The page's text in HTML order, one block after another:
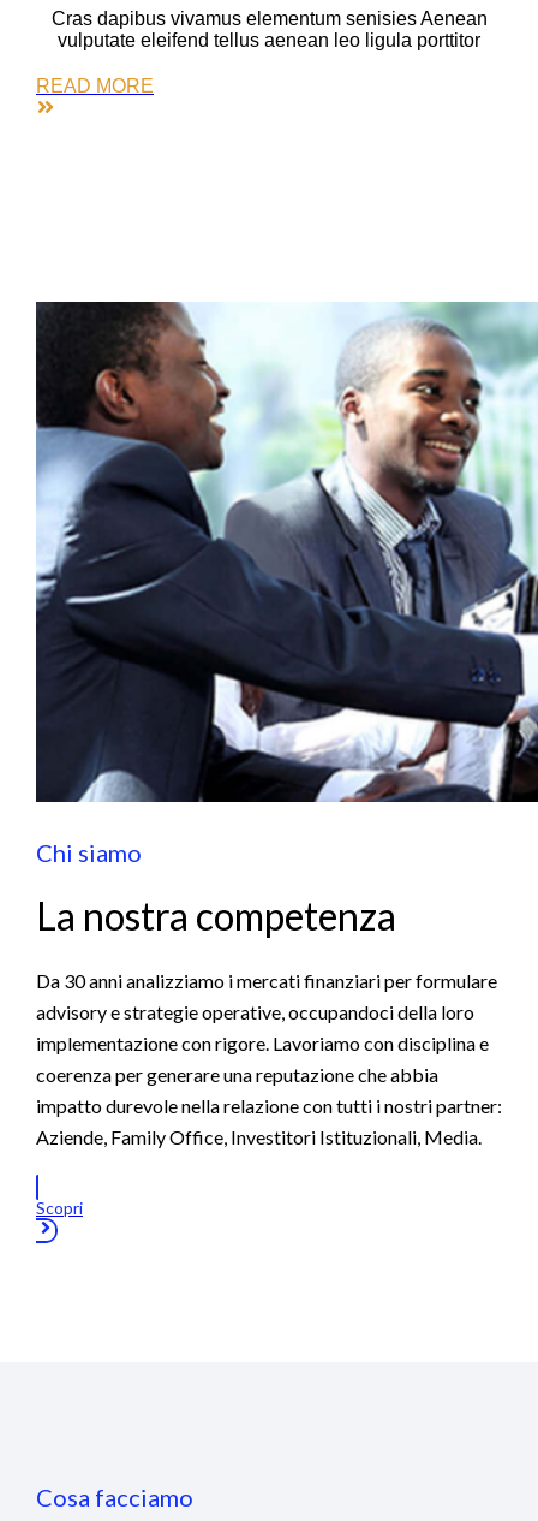
Cras dapibus vivamus elementum senisies Aenean
vulputate eleifend tellus aenean leo ligula porttitor
READ MORE
Chi siamo
La nostra competenza
Da 30 anni analizziamo i mercati finanziari per formulare
advisory e strategie operative, occupandoci della loro
implementazione con rigore. Lavoriamo con disciplina e
coerenza per generare una reputazione che abbia
impatto durevole nella relazione con tutti i nostri partner:
Aziende, Family Office, Investitori Istituzionali, Media.
Scopri
Cosa facciamo